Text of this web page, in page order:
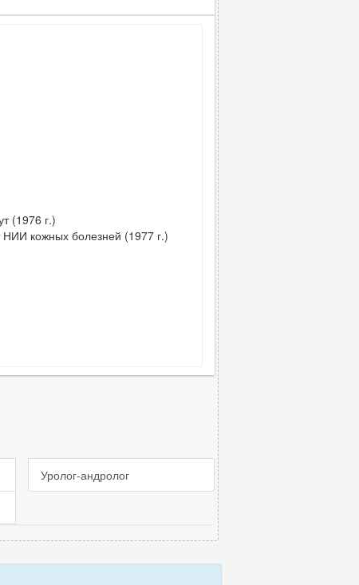
(1976 г.)
НИИ кожных болезней (1977 г.)
Уролог-андролог